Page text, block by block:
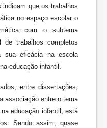
que os trabalhos
no espaço escolar o
com o subtema
trabalhos completos
sua eficácia na escola
educação infantil.
entre dissertações,
associação entre o tema
educação infantil, está
Sendo assim, quase